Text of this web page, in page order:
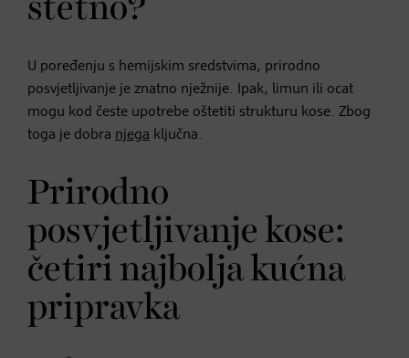
štetno?
U poređenju s hemijskim sredstvima, prirodno
posvjetljivanje je znatno nježnije. Ipak, limun ili ocat
mogu kod česte upotrebe oštetiti strukturu kose. Zbog
toga je dobra njega ključna.
Prirodno
posvjetljivanje kose:
četiri najbolja kućna
pripravka